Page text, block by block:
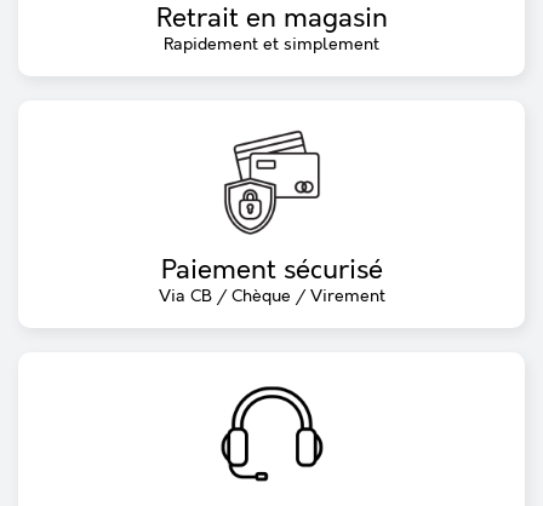
Retrait en magasin
Rapidement et simplement
Paiement sécurisé
Via CB / Chèque / Virement